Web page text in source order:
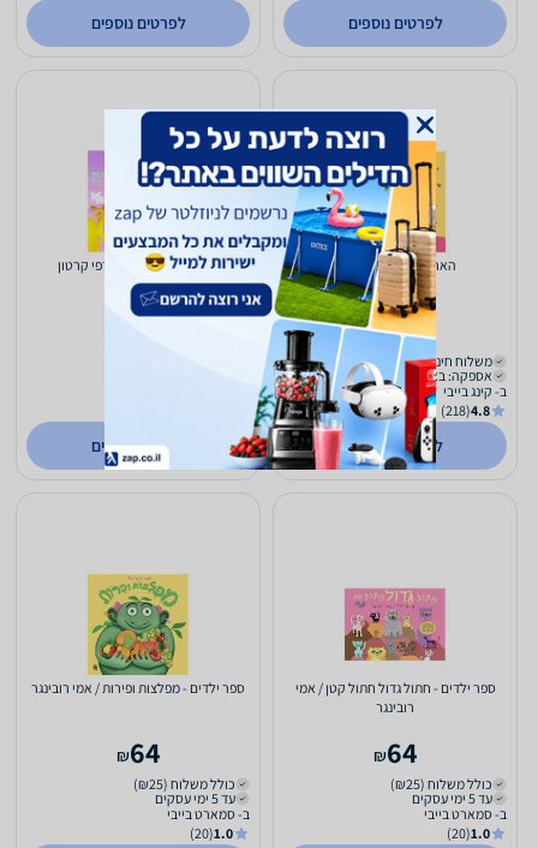
לפרטים נוספים לפרטים נוספים
האריה שלי – דפי קרטון
50
₪
משלוח חינם
אספקה: באתר
ב- קינג בייבי
4.8
(218)
לפרטים נוספים
פילים בכל הצבעים – דפי קרטון
50
לפרטים נוספים
ספר ילדים - חתול גדול חתול קטן / אמי
רובינגר
64
₪
כולל משלוח (₪25)
עד 5 ימי עסקים
ב- סמארט בייבי
1.0
(20)
ספר ילדים - מפלצות ופירות / אמי רובינגר
64
₪
כולל משלוח (₪25)
עד 5 ימי עסקים
ב- סמארט בייבי
1.0
(20)